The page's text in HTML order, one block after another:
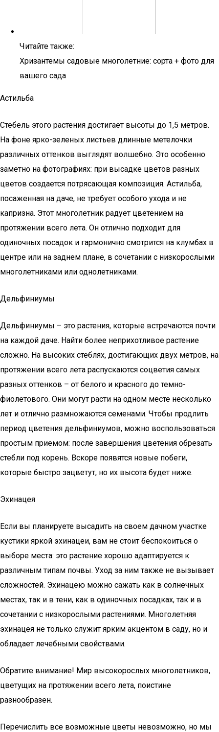
Читайте также:
Хризантемы садовые многолетние: сорта + фото для
вашего сада
Астильба
Стебель этого растения достигает высоты до 1,5 метров.
На фоне ярко-зеленых листьев длинные метелочки
различных оттенков выглядят волшебно. Это особенно
заметно на фотографиях: при высадке цветов разных
цветов создается потрясающая композиция. Астильба,
посаженная на даче, не требует особого ухода и не
капризна. Этот многолетник радует цветением на
протяжении всего лета. Он отлично подходит для
одиночных посадок и гармонично смотрится на клумбах в
центре или на заднем плане, в сочетании с низкорослыми
многолетниками или однолетниками.
Дельфиниумы
Дельфиниумы – это растения, которые встречаются почти
на каждой даче. Найти более неприхотливое растение
сложно. На высоких стеблях, достигающих двух метров, на
протяжении всего лета распускаются соцветия самых
разных оттенков – от белого и красного до темно-
фиолетового. Они могут расти на одном месте несколько
лет и отлично размножаются семенами. Чтобы продлить
период цветения дельфиниумов, можно воспользоваться
простым приемом: после завершения цветения обрезать
стебли под корень. Вскоре появятся новые побеги,
которые быстро зацветут, но их высота будет ниже.
Эхинацея
Если вы планируете высадить на своем дачном участке
кустики яркой эхинацеи, вам не стоит беспокоиться о
выборе места: это растение хорошо адаптируется к
различным типам почвы. Уход за ним также не вызывает
сложностей. Эхинацею можно сажать как в солнечных
местах, так и в тени, как в одиночных посадках, так и в
сочетании с низкорослыми растениями. Многолетняя
эхинацея не только служит ярким акцентом в саду, но и
обладает лечебными свойствами.
Обратите внимание! Мир высокорослых многолетников,
цветущих на протяжении всего лета, поистине
разнообразен.
Перечислить все возможные цветы невозможно, но мы